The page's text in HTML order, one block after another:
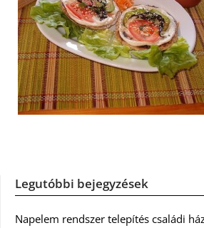
Legutóbbi bejegyzések
Napelem rendszer telepítés családi